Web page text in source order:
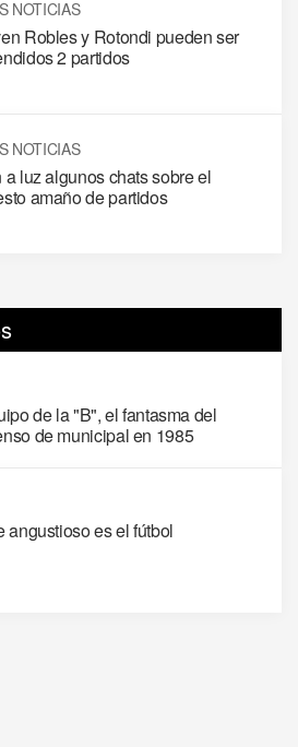
NOTICIAS
Robles y Rotondi pueden ser
2 partidos
NOTICIAS
a luz algunos chats sobre el
amaño de partidos
de la "B", el fantasma del
de municipal en 1985
angustioso es el fútbol